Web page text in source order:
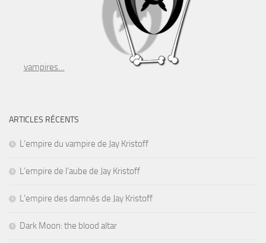
vampires…
ARTICLES RÉCENTS
L’empire du vampire de Jay Kristoff
L’empire de l’aube de Jay Kristoff
L’empire des damnés de Jay Kristoff
Dark Moon: the blood altar